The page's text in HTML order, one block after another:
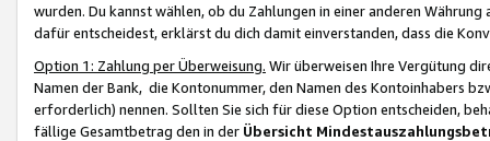
wurden. Du kannst wählen, ob du Zahlungen in einer anderen
dafür entscheidest, erklärst du dich damit einverstanden, dass die
Option 1: Zahlung per Überweisung. Wir überweisen Ihre Vergütung
Namen der Bank, die Kontonummer, den Namen des Kontoinhabers
erforderlich) nennen. Sollten Sie sich für diese Option entscheiden,
fällige Gesamtbetrag den in der Übersicht